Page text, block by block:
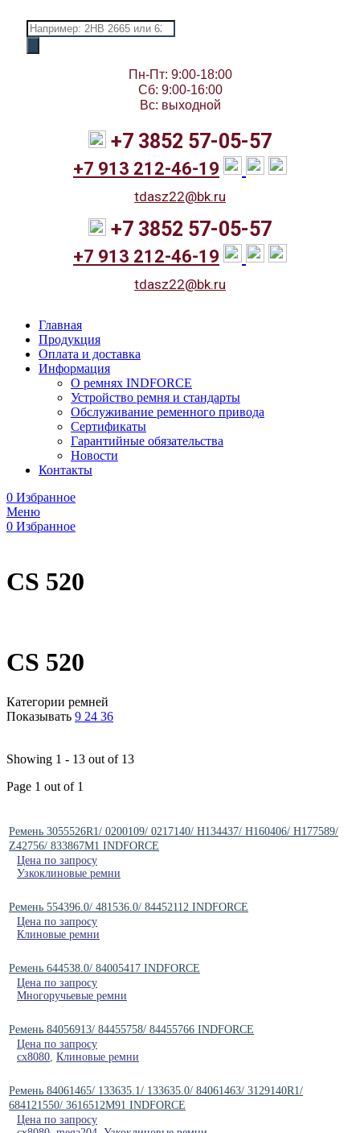
Поиск
товаров
Пн-Пт: 9:00-18:00
Сб: 9:00-16:00
Вс: выходной
+7 3852 57-05-57
+7 913 212-46-19
tdasz22@bk.ru
+7 3852 57-05-57
+7 913 212-46-19
tdasz22@bk.ru
Главная
Продукция
Оплата и доставка
Информация
О ремнях INDFORCE
Устройство ремня и стандарты
Обслуживание ременного привода
Сертификаты
Гарантийные обязательства
Новости
Контакты
0 Избранное
Меню
0 Избранное
CS 520
CS 520
Категории ремней
Показывать 9 24 36
Showing 1 - 13 out of 13
Page 1 out of 1
Ремень 3055526R1/ 0200109/ 0217140/ H134437/ H160406/ H177589/
Z42756/ 833867M1 INDFORCE
Цена по запросу
Узкоклиновые ремни
Ремень 554396.0/ 481536.0/ 84452112 INDFORCE
Цена по запросу
Клиновые ремни
Ремень 644538.0/ 84005417 INDFORCE
Цена по запросу
Многоручьевые ремни
Ремень 84056913/ 84455758/ 84455766 INDFORCE
Цена по запросу
cx8080 Клиновые ремни
Ремень 84061465/ 133635.1/ 133635.0/ 84061463/ 3129140R1/
684121550/ 3616512M91 INDFORCE
Цена по запросу